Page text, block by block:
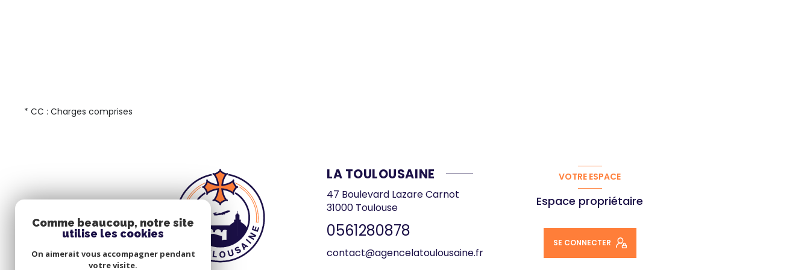
* CC : Charges comprises
LA TOULOUSAINE
47 Boulevard Lazare Carnot
31000 Toulouse
0561280878
contact@agencelatoulousaine.fr
VOTRE ESPACE
Espace propriétaire
SE CONNECTER
Comme beaucoup, notre site
utilise les cookies
On aimerait vous accompagner pendant
votre visite.